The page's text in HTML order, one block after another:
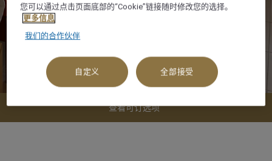
查看可订选项
您可以通过点击页面底部的“Cookie”链接随时修改您的选择。
更多信息
我们的合作伙伴
自定义 全部接受